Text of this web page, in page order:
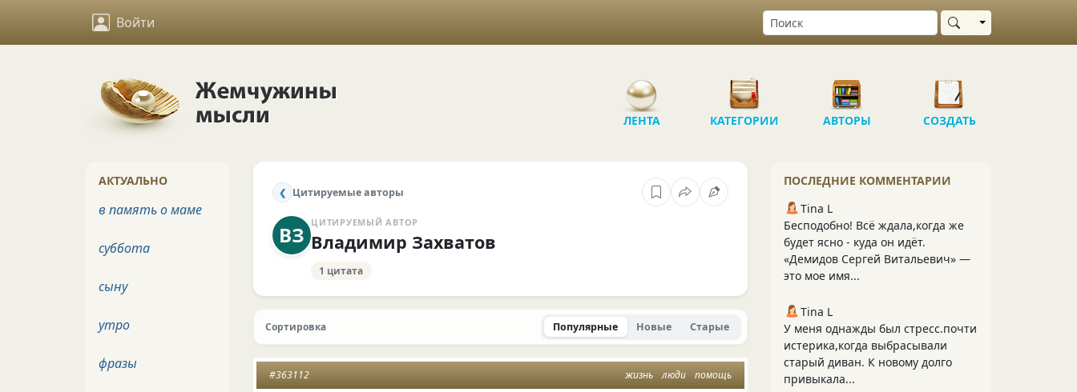
Войти Выбрать область
ЛЕНТА КАТЕГОРИИ АВТОРЫ СОЗДАТЬ
❮ Цитируемые авторы
ВЗ ЦИТИРУЕМЫЙ АВТОР
Владимир Захватов
1 цитата
Сортировка Популярные Новые Старые
жизнь люди помощь
#363112
ПОСЛЕДНИЕ КОММЕНТАРИИ
Tina L
Бесподобно! Всё ждала,когда же
будет ясно - куда он идёт.
«Демидов Сергей Витальевич» —
это мое имя...
Tina L
У меня однажды был стресс.почти
истерика,когда выбрасывали
старый диван. К новому долго
привыкала...
АКТУАЛЬНО
в память о маме
суббота
сыну
утро
фразы